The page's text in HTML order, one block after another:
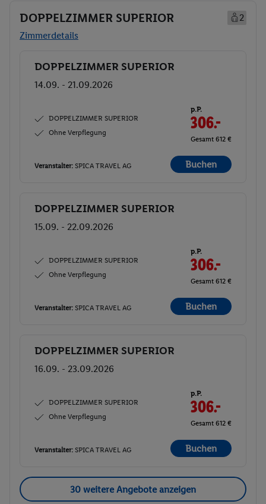
DOPPELZIMMER SUPERIOR
2
Zimmerdetails
Buchen
DOPPELZIMMER SUPERIOR
14.09. - 21.09.2026
DOPPELZIMMER SUPERIOR
Ohne Verpflegung
p.P.
306.-
Gesamt 612 €
Veranstalter: SPICA TRAVEL AG Buchen
Buchen
DOPPELZIMMER SUPERIOR
15.09. - 22.09.2026
DOPPELZIMMER SUPERIOR
Ohne Verpflegung
p.P.
306.-
Gesamt 612 €
Veranstalter: SPICA TRAVEL AG Buchen
Buchen
DOPPELZIMMER SUPERIOR
16.09. - 23.09.2026
DOPPELZIMMER SUPERIOR
Ohne Verpflegung
p.P.
306.-
Gesamt 612 €
Veranstalter: SPICA TRAVEL AG Buchen
30 weitere Angebote anzeigen